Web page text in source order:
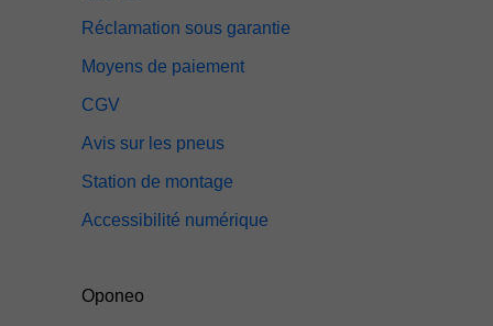
Réclamation sous garantie
Moyens de paiement
CGV
Avis sur les pneus
Station de montage
Accessibilité numérique
Oponeo